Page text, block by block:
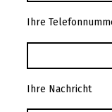
Ihre
Ihre Nachricht